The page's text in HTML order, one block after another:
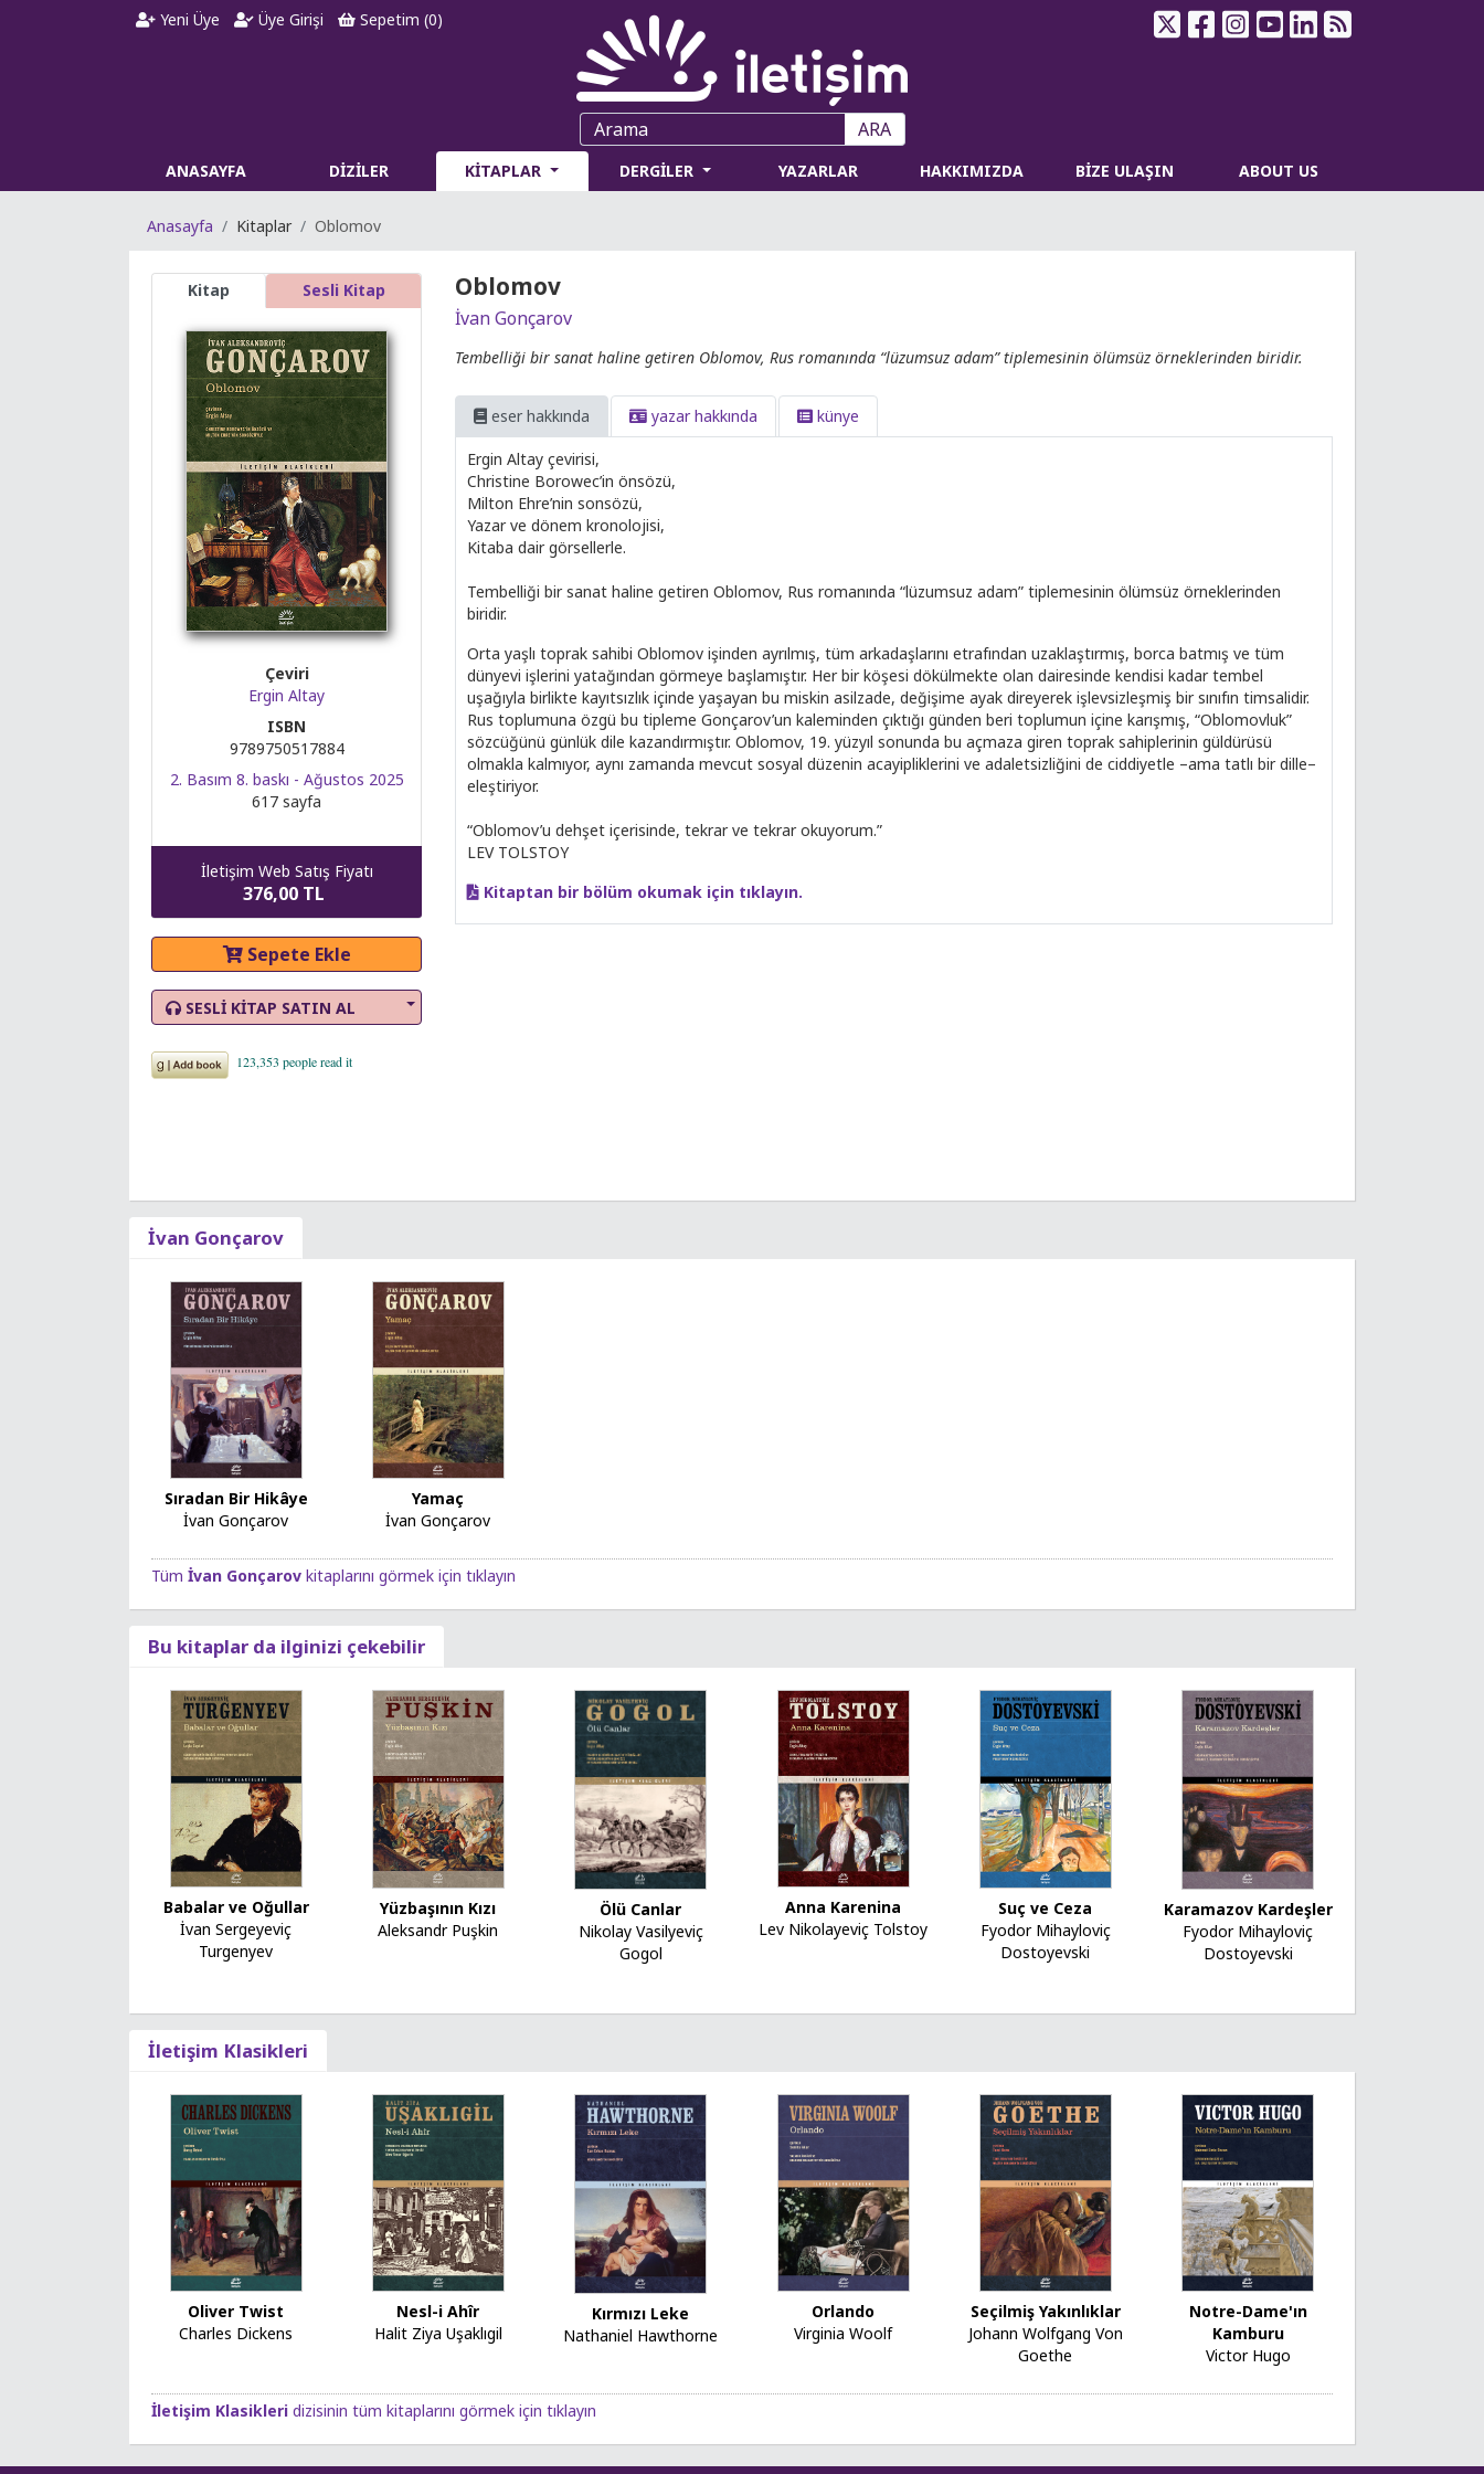
Yeni Üye Üye Girişi Sepetim (0)
ARA
ANASAYFA DİZİLER KİTAPLAR DERGİLER YAZARLAR HAKKIMIZDA BİZE ULAŞIN ABOUT US
Anasayfa Kitaplar Oblomov
Kitap Sesli Kitap
Çeviri
Ergin Altay
ISBN
9789750517884
2. Basım 8. baskı - Ağustos 2025
617 sayfa
İletişim Web Satış Fiyatı
376,00 TL
Sepete Ekle
SESLİ KİTAP SATIN AL
Oblomov
İvan Gonçarov
Tembelliği bir sanat haline getiren Oblomov, Rus romanında “lüzumsuz adam” tiplemesinin ölümsüz örneklerinden biridir.
eser hakkında yazar hakkında künye
Ergin Altay çevirisi,
Christine Borowec’in önsözü,
Milton Ehre’nin sonsözü,
Yazar ve dönem kronolojisi,
Kitaba dair görsellerle.
Tembelliği bir sanat haline getiren Oblomov, Rus romanında “lüzumsuz adam” tiplemesinin ölümsüz örneklerinden
biridir.
Orta yaşlı toprak sahibi Oblomov işinden ayrılmış, tüm arkadaşlarını etrafından uzaklaştırmış, borca batmış ve tüm
dünyevi işlerini yatağından görmeye başlamıştır. Her bir köşesi dökülmekte olan dairesinde kendisi kadar tembel
uşağıyla birlikte kayıtsızlık içinde yaşayan bu miskin asilzade, değişime ayak direyerek işlevsizleşmiş bir sınıfın timsalidir.
Rus toplumuna özgü bu tipleme Gonçarov’un kaleminden çıktığı günden beri toplumun içine karışmış, “Oblomovluk”
sözcüğünü günlük dile kazandırmıştır. Oblomov, 19. yüzyıl sonunda bu açmaza giren toprak sahiplerinin güldürüsü
olmakla kalmıyor, aynı zamanda mevcut sosyal düzenin acayipliklerini ve adaletsizliğini de ciddiyetle –ama tatlı bir dille–
eleştiriyor.
“Oblomov’u dehşet içerisinde, tekrar ve tekrar okuyorum.”
LEV TOLSTOY
Kitaptan bir bölüm okumak için tıklayın.
İvan Gonçarov
Sıradan Bir Hikâye
İvan Gonçarov
Yamaç
İvan Gonçarov
Tüm İvan Gonçarov kitaplarını görmek için tıklayın
Bu kitaplar da ilginizi çekebilir
Babalar ve Oğullar
İvan Sergeyeviç
Turgenyev
Yüzbaşının Kızı
Aleksandr Puşkin
Ölü Canlar
Nikolay Vasilyeviç
Gogol
Anna Karenina
Lev Nikolayeviç Tolstoy
Suç ve Ceza
Fyodor Mihayloviç
Dostoyevski
Karamazov Kardeşler
Fyodor Mihayloviç
Dostoyevski
İletişim Klasikleri
Oliver Twist
Charles Dickens
Nesl-i Ahîr
Halit Ziya Uşaklıgil
Kırmızı Leke
Nathaniel Hawthorne
Orlando
Virginia Woolf
Seçilmiş Yakınlıklar
Johann Wolfgang Von
Goethe
Notre-Dame'ın
Kamburu
Victor Hugo
İletişim Klasikleri dizisinin tüm kitaplarını görmek için tıklayın